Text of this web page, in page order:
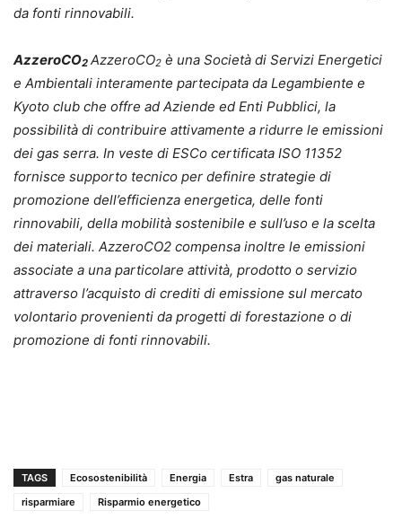
da fonti rinnovabili.
AzzeroCO2 AzzeroCO2 è una Società di Servizi Energetici
e Ambientali interamente partecipata da Legambiente e
Kyoto club che offre ad Aziende ed Enti Pubblici, la
possibilità di contribuire attivamente a ridurre le emissioni
dei gas serra. In veste di ESCo certificata ISO 11352
fornisce supporto tecnico per definire strategie di
promozione dell’efficienza energetica, delle fonti
rinnovabili, della mobilità sostenibile e sull’uso e la scelta
dei materiali. AzzeroCO2 compensa inoltre le emissioni
associate a una particolare attività, prodotto o servizio
attraverso l’acquisto di crediti di emissione sul mercato
volontario provenienti da progetti di forestazione o di
promozione di fonti rinnovabili.
TAGS Ecosostenibilità Energia Estra
gas naturale
risparmiare
Risparmio energetico